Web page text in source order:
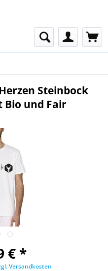
Steinbock
Bio und Fair
€ *
Versandkosten